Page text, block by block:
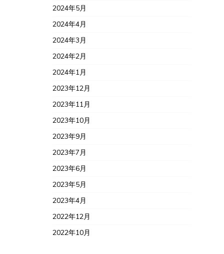
2024年5月
2024年4月
2024年3月
2024年2月
2024年1月
2023年12月
2023年11月
2023年10月
2023年9月
2023年7月
2023年6月
2023年5月
2023年4月
2022年12月
2022年10月